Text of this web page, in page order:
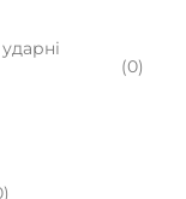
(0)
)